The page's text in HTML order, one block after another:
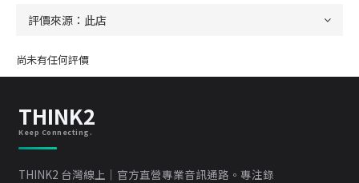
尚未有任何評價
THINK2
Keep Connecting.
THINK2 台灣線上｜官方直營專業音訊通路。專注錄